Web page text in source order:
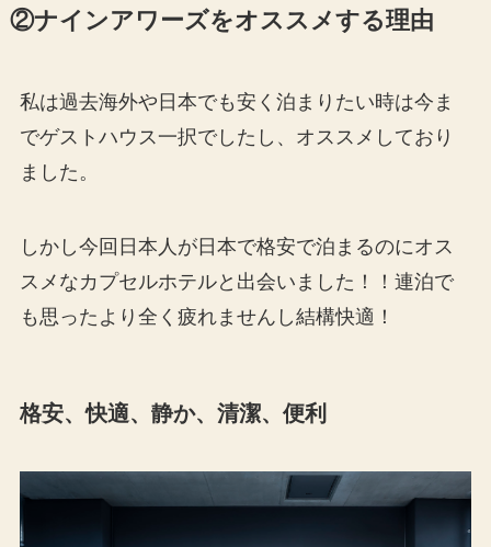
②ナインアワーズをオススメする理由
私は過去海外や日本でも安く泊まりたい時は今ま
でゲストハウス一択でしたし、オススメしており
ました。
しかし今回日本人が日本で格安で泊まるのにオス
スメなカプセルホテルと出会いました！！連泊で
も思ったより全く疲れませんし結構快適！
格安、快適、静か、清潔、便利